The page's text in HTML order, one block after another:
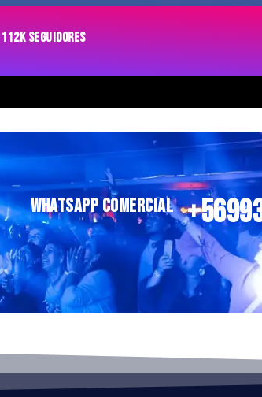
SEGUIDORES
WHATSAPP COMERCIAL